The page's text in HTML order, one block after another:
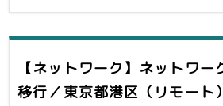
【ネットワーク】ネットワ
移行／東京都港区（リモート）